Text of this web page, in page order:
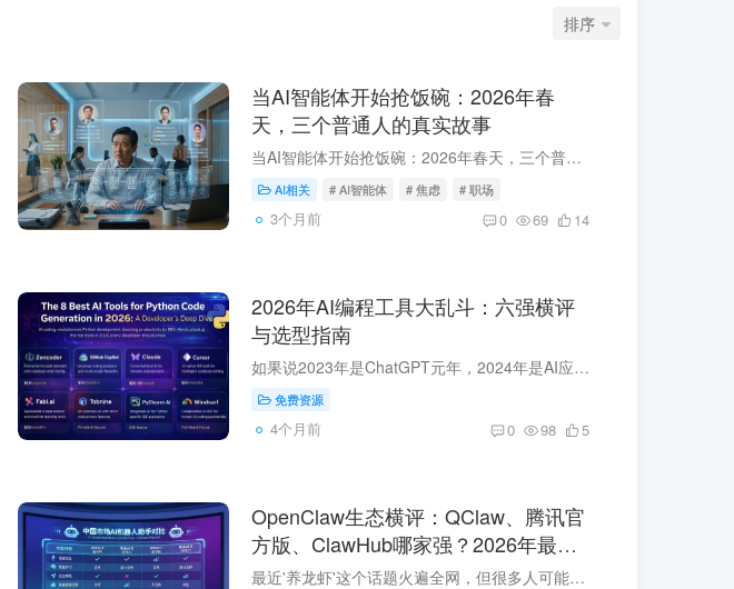
排序
当AI智能体开始抢饭碗：2026年春
天，三个普通人的真实故事
当AI智能体开始抢饭碗：2026年春天，三个普通人的真实故事 2026年的春天，AI智能体不再只是科技媒体的热门词汇——它开始真实地影响普通人的工作和生计。最近BBC报道了三个中国人在同一时期遭遇...
AI相关 # AI智能体 # 焦虑 # 职场
3个月前 0 69 14
2026年AI编程工具大乱斗：六强横评
与选型指南
如果说2023年是ChatGPT元年，2024年是AI应用探索年，那么2026年，就是AI编程工具真正的'大乱斗'之年。从GitHub Copilot的全面普及，到Cursor的横空出世，再到国产Trae IDE的强势入局，AI编程工...
免费资源
4个月前 0 98 5
OpenClaw生态横评：QClaw、腾讯官
方版、ClawHub哪家强？2026年最全
对比
最近'养龙虾'这个话题火遍全网，但很多人可能不知道，OpenClaw并不是只有原生的命令行版本。腾讯、字节、阿里，以及各种创业团队，都在基于OpenClaw做产品化封装。今天这篇，我来做一次深度横评...